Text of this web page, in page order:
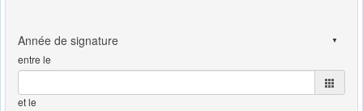
entre le
et le